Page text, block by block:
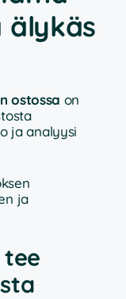
älykäs
ostossa on
ja analyysi
ja